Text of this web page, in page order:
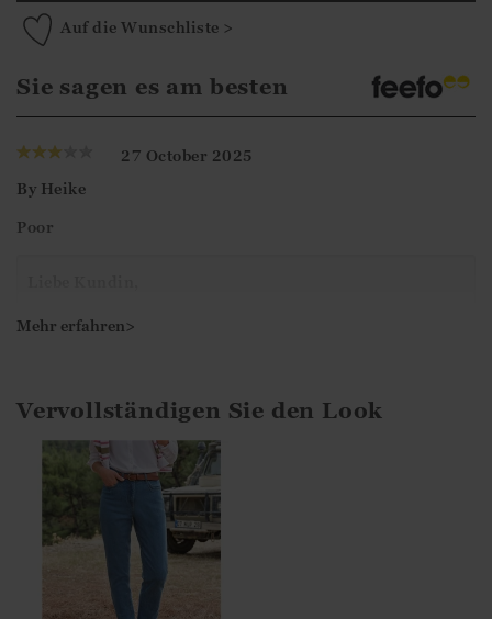
Auf die Wunschliste >
Sie sagen es am besten
27 October 2025
By Heike
Poor
Mit freundlichen Grüßen
Ismini
Mehr erfahren>
Vervollständigen Sie den Look